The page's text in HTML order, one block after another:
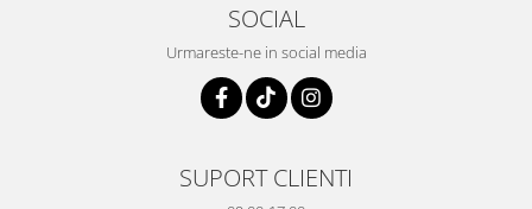
SOCIAL
Urmareste-ne in social media
SUPORT CLIENTI